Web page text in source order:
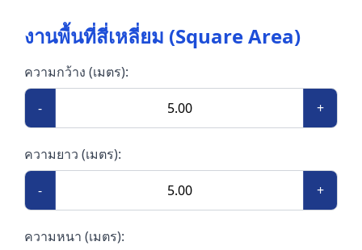
งานพื้นที่สี่เหลี่ยม (Square Area)
ความกว้าง (เมตร):
- +
ความยาว (เมตร):
- +
ความหนา (เมตร):